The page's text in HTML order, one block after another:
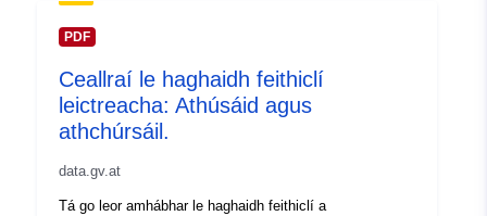
PDF
Ceallraí le haghaidh feithiclí
leictreacha: Athúsáid agus
athchúrsáil.
data.gv.at
Tá go leor amhábhar le haghaidh feithiclí a